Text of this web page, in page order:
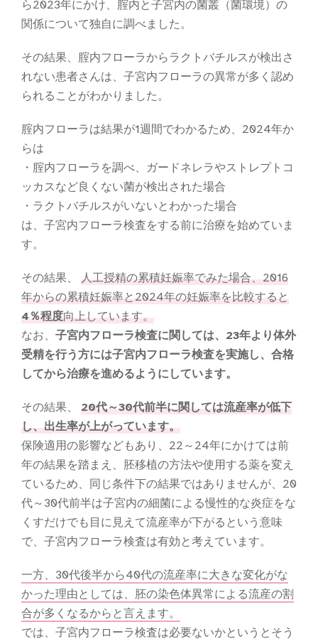
ら2023年にかけ、腟内と子宮内の菌叢（菌環境）の
関係について独自に調べました。
その結果、腟内フローラからラクトバチルスが検出さ
れない患者さんは、子宮内フローラの異常が多く認め
られることがわかりました。
腟内フローラは結果が1週間でわかるため、2024年か
らは
・腟内フローラを調べ、ガードネレラやストレプトコ
ッカスなど良くない菌が検出された場合
・ラクトバチルスがいないとわかった場合
は、子宮内フローラ検査をする前に治療を始めていま
す。
その結果、
人工授精の累積妊娠率でみた場合、2016
年からの累積妊娠率と2024年の妊娠率を比較すると
4％程度向上しています。
なお、 子宮内フローラ検査に関しては、23年より体外
受精を行う方には子宮内フローラ検査を実施し、合格
してから治療を進めるようにしています。
その結果、
20代～30代前半に関しては流産率が低下
し、出生率が上がっています。
保険適用の影響などもあり、22～24年にかけては前
年の結果を踏まえ、胚移植の方法や使用する薬を変え
ているため、同じ条件下の結果ではありませんが、20
代～30代前半は子宮内の細菌による慢性的な炎症をな
くすだけでも目に見えて流産率が下がるという意味
で、子宮内フローラ検査は有効と考えています。
一方、30代後半から40代の流産率に大きな変化がな
かった理由としては、胚の染色体異常による流産の割
合が多くなるからと言えます。
では、子宮内フローラ検査は必要ないかというとそう